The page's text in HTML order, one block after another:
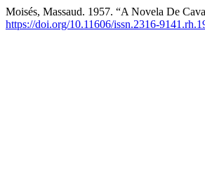
Moisés, Massaud. 1957. “A Novela De
https://doi.org/10.11606/issn.2316-